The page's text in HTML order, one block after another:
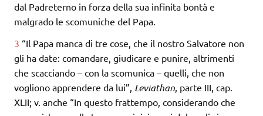
dal Padreterno in forza della sua infinita bontà e
malgrado le scomuniche del Papa.
3 “Il Papa manca di tre cose, che il nostro Salvatore non
gli ha date: comandare, giudicare e punire, altrimenti
che scacciando – con la scomunica – quelli, che non
vogliono apprendere da lui”, Leviathan, parte III, cap.
XLII; v. anche “In questo frattempo, considerando che